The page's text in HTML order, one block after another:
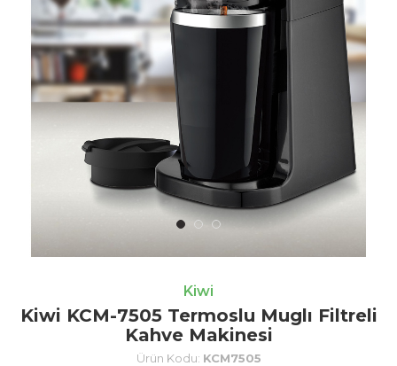
Kiwi
Kiwi KCM-7505 Termoslu Muglı Filtreli
Kahve Makinesi
Ürün Kodu: KCM7505